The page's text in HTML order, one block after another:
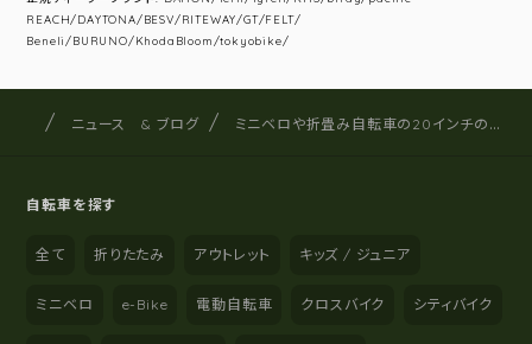
REACH/DAYTONA/BESV/RITEWAY/GT/FELT/
Beneli/BURUNO/KhodaBloom/tokyobike/
サイト内の現在地
サイクルショップナカゴヤ
ニュース & ブログ ミニベロや折畳み自転車の20インチのタイヤサイズについて(406と451)
自転車を探す
全て 折りたたみ アウトレット キッズ / ジュニア
ミニベロ e-Bike 電動自転車 クロスバイク シティバイク